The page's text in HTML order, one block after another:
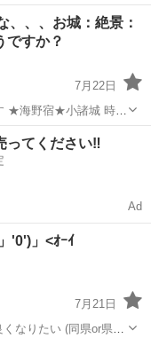
味がある方は参加して
クを馬鹿にしたり自分
、、、お城：絶景：
ですか？
7月22日
★海野宿★小諸城 時間
かな？ 更に時間があれ
ってください‼️
Ad
'0')」<ｵｰｲ
7月21日
なりたい (同県or県隣